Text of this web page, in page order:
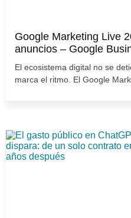
Google Marketing Live
anuncios – Google
El ecosistema digital no se
marca el ritmo. El Google